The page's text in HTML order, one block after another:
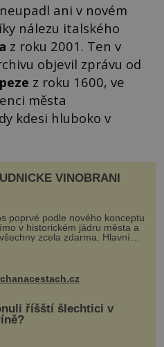
ani v novém
nálezu italského
z roku 2001. Ten v
objevil zprávu od
z roku 1600, ve
města
kdesi hluboko v
VINOBRANÍ
poprvé podle nového konceptu
v historickém jádru města a
zcela zdarma. Hlavní
se odehraje na Karlově a
těšit na víno, burčák, pes...
říšští šlechtici v